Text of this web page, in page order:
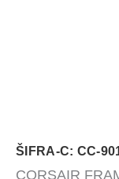
ŠIFRA-C: CC-
CORSAIR